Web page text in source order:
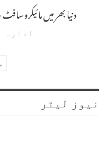
دنیا بھر میں
ادارہ
نیوز لیٹر